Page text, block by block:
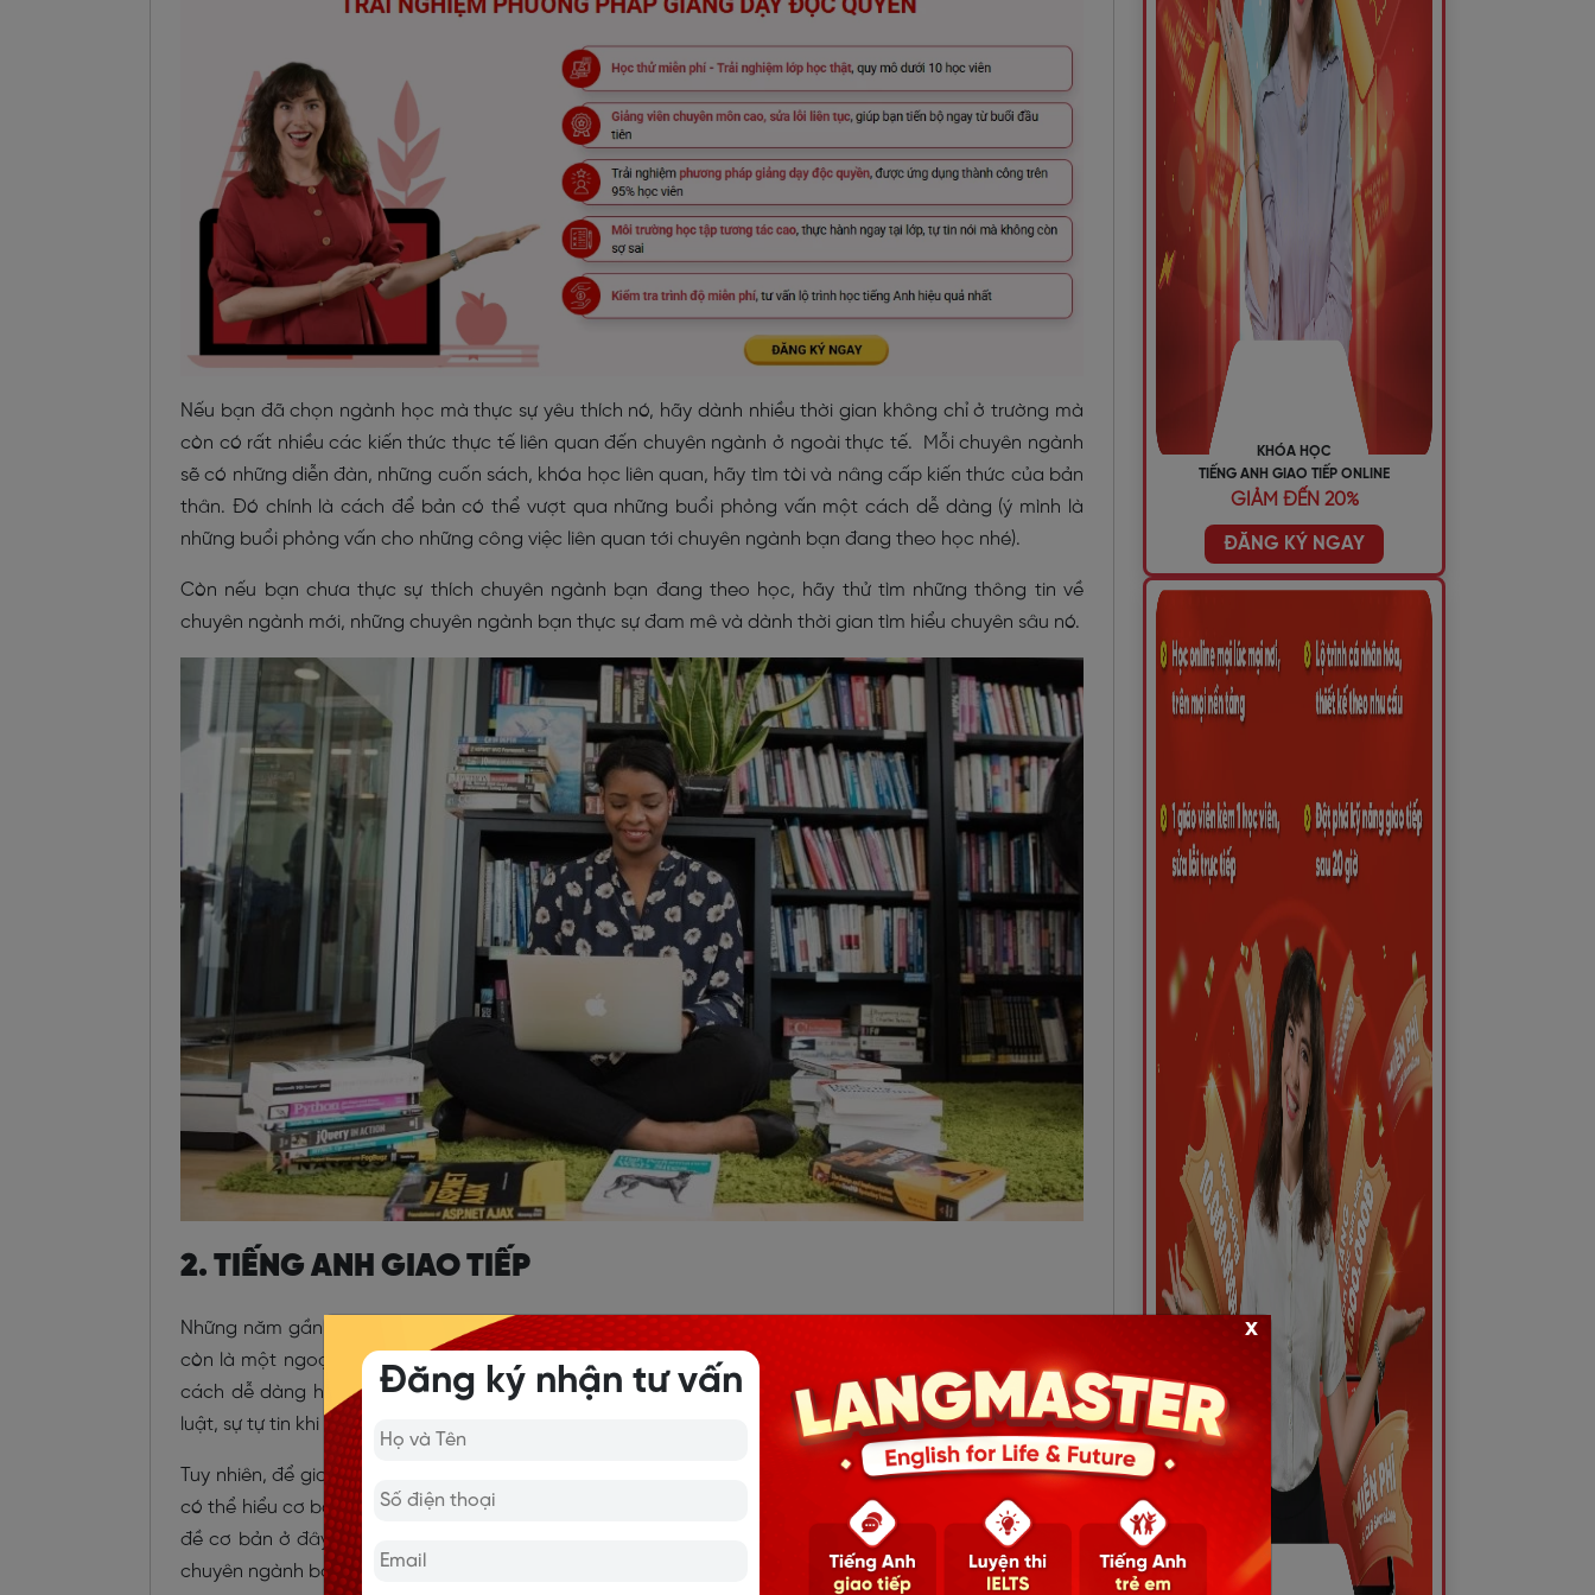
Nếu bạn đã chọn ngành học mà thực sự yêu thích nó, hãy dành nhiều thời gian không chỉ ở trường mà
còn có rất nhiều các kiến thức thực tế liên quan đến chuyên ngành ở ngoài thực tế. Mỗi chuyên ngành
sẽ có những diễn đàn, những cuốn sách, khóa học liên quan, hãy tìm tòi và nâng cấp kiến thức của bản
thân. Đó chính là cách để bản có thể vượt qua những buổi phỏng vấn một cách dễ dàng (ý mình là
những buổi phỏng vấn cho những công việc liên quan tới chuyên ngành bạn đang theo học nhé).
Còn nếu bạn chưa thực sự thích chuyên ngành bạn đang theo học, hãy thử tìm những thông tin về
chuyên ngành mới, những chuyên ngành bạn thực sự đam mê và dành thời gian tìm hiểu chuyên sâu nó.
2. TIẾNG ANH GIAO TIẾP
Những năm gần đây, tiếng Anh dần trở nên gần gũi hơn, được coi như ngôn ngữ thứ 2 luôn chứ không
còn là một ngoại ngữ xa xôi khó học nữa. Tiếng Anh sẽ là nền tảng để bạn có một công việc tốt một
cách dễ dàng hơn, với mức lương tốt hơn. Hơn nữa việc luyện tập tiếng Anh còn rèn cho bạn tính kỷ
luật, sự tự tin khi giao tiếp.
Tuy nhiên, để giao tiếp tiếng Anh, không phải ngày một ngày hai mà bạn có thể giao tiếp trôi chảy. Để
có thể hiểu cơ bản các cuộc hội thoại và giao tiếp cơ bản bạn phải mất ít nhất 3 đến 6 tháng. Các chủ
đề cơ bản ở đây mới là các chủ đề thông dụng hằng ngày. Để có thể hiểu sâu các cụm từ tiếng Anh
chuyên ngành bạn sẽ lại mất thêm 3 tháng đến 6 tháng.
KHÓA HỌC
TIẾNG ANH GIAO TIẾP ONLINE
GIẢM ĐẾN 20%
ĐĂNG KÝ NGAY
Đăng ký nhận tư vấn
x